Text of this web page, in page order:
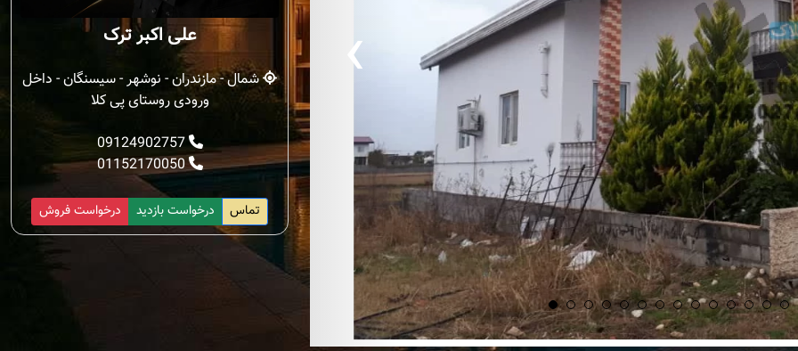
‹ علی اکبر ترک
شمال - مازندران - نوشهر - سیسنگان - داخل
ورودی روستای پی کلا
09124902757
01152170050
درخواست فروش درخواست بازدید تماس